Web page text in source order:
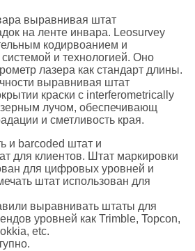
выравнивая штат
на ленте инвара. Leosurvey
кодирвоанием и
и технологией. Оно
лазера как стандарт длины.
выравнивая штат
краски с interferometrically
лучом, обеспечивающ
и сметливость края.
и barcoded штат и
для клиентов. Штат маркировки
для цифровых уровней и
штат использован для
выравнивать штаты для
уровней как Trimble, Topcon,
etc.